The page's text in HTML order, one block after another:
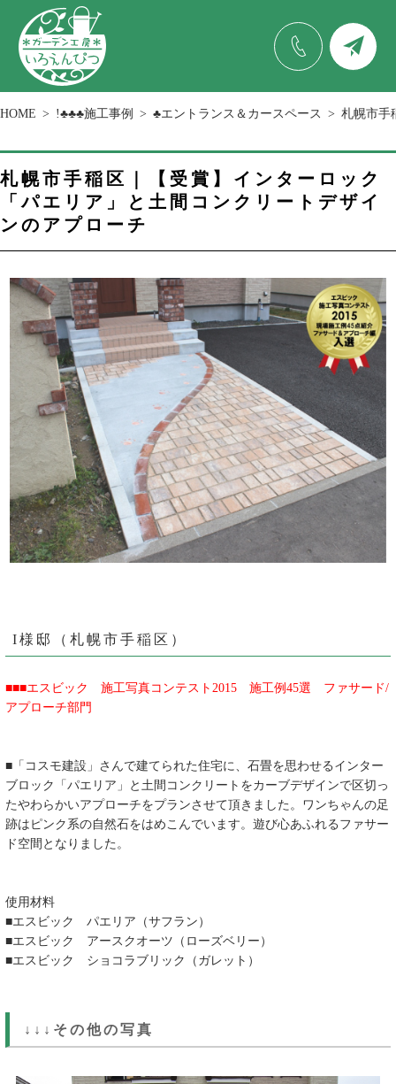
HOME !♣♣♣施工事例 ♣エントランス＆カースペース 札幌市手
札幌市手稲区｜【受賞】インターロック
「パエリア」と土間コンクリートデザイ
ンのアプローチ
I様邸（札幌市手稲区）
■■■エスビック 施工写真コンテスト2015 施工例45選 ファサード/
アプローチ部門
■「コスモ建設」さんで建てられた住宅に、石畳を思わせるインター
ブロック「パエリア」と土間コンクリートをカーブデザインで区切っ
たやわらかいアプローチをプランさせて頂きました。ワンちゃんの足
跡はピンク系の自然石をはめこんでいます。遊び心あふれるファサー
ド空間となりました。
使用材料
■エスビック パエリア（サフラン）
■エスビック アースクオーツ（ローズベリー）
■エスビック ショコラブリック（ガレット）
↓↓↓その他の写真